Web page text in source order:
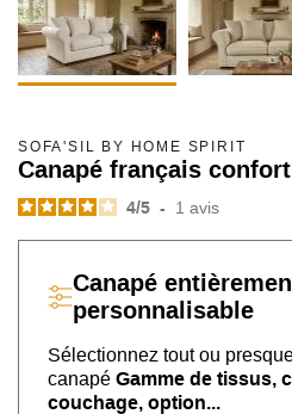
SOFA'SIL BY HOME SPIRIT
Canapé français
4/5 - 1 avis
Canapé
personnalisable
Sélectionnez tout ou
canapé Gamme de tissus,
couchage, option...